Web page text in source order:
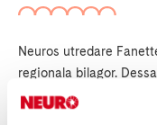
Neuros utredare
regionala bilagor.
kommer att läggas upp
ner. I de regionala